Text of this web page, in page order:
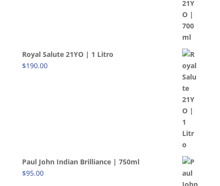
Royal Salute 21YO | 1 Litro
$190.00
Paul John Indian Brilliance | 750ml
$95.00